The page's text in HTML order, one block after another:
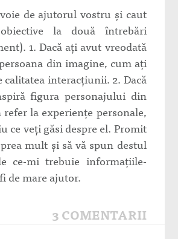
de ajutorul vostru şi caut
la două întrebări
1. Dacă aţi avut vreodată
din imagine, cum aţi
calitatea interacţiunii. 2. Dacă
figura personajului din
la experienţe personale,
ce veţi găsi despre el. Promit
mult şi să vă spun destul
ce-mi trebuie informaţiile-
de mare ajutor.
3 COMENTARII